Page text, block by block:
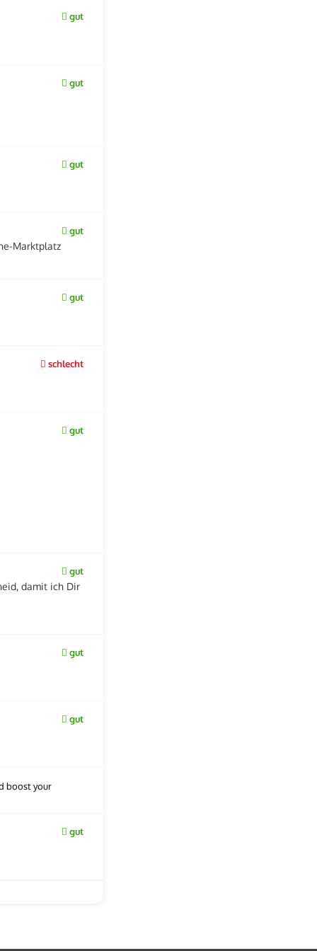
gut
gut
gut
gut
Marktplatz
gut
schlecht
gut
gut
damit ich Dir
gut
gut
boost your
gut